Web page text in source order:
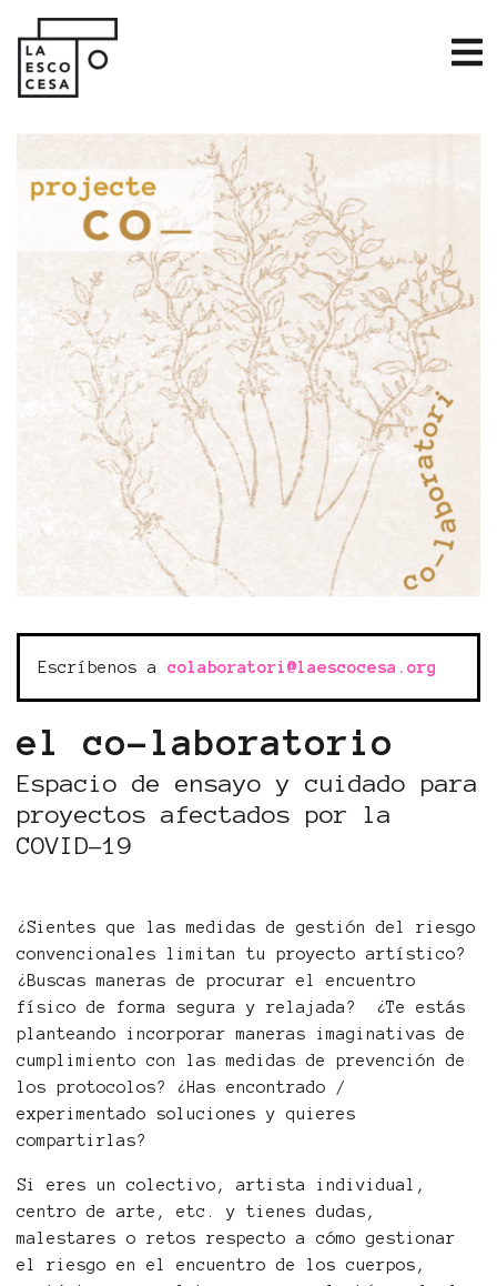
Escríbenos a colaboratori@laescocesa.org
el co-laboratorio
Espacio de ensayo y cuidado para
proyectos afectados por la
COVID-19
¿Sientes que las medidas de gestión del riesgo
convencionales limitan tu proyecto artístico?
¿Buscas maneras de procurar el encuentro
físico de forma segura y relajada? ¿Te estás
planteando incorporar maneras imaginativas de
cumplimiento con las medidas de prevención de
los protocolos? ¿Has encontrado /
experimentado soluciones y quieres
compartirlas?
Si eres un colectivo, artista individual,
centro de arte, etc. y tienes dudas,
malestares o retos respecto a cómo gestionar
el riesgo en el encuentro de los cuerpos,